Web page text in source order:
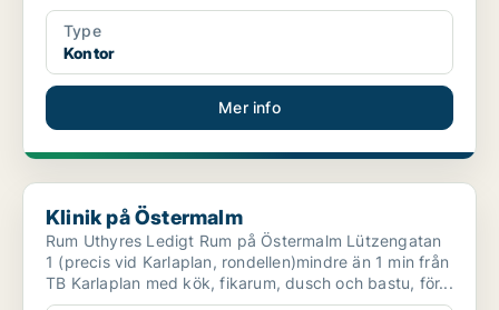
Type
Kontor
Mer info
Klinik på Östermalm
Klinik på Östermalm
Rum Uthyres Ledigt Rum på Östermalm Lützengatan
1 (precis vid Karlaplan, rondellen)mindre än 1 min från
TB Karlaplan med kök, fikarum, dusch och bastu, för...